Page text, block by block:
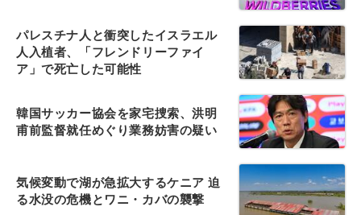
パレスチナ人と衝突したイスラエル
人入植者、「フレンドリーファイ
ア」で死亡した可能性
韓国サッカー協会を家宅捜索、洪明
甫前監督就任めぐり業務妨害の疑い
気候変動で湖が急拡大するケニア 迫
る水没の危機とワニ・カバの襲撃